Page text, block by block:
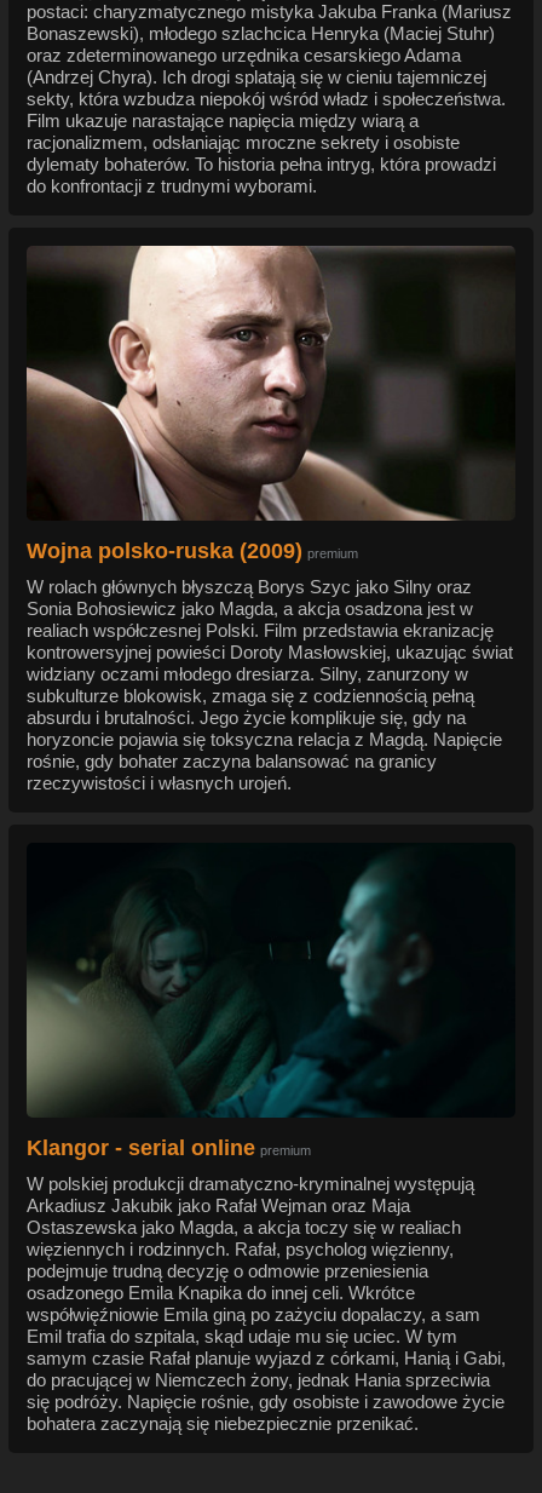
postaci: charyzmatycznego mistyka Jakuba Franka (Mariusz
Bonaszewski), młodego szlachcica Henryka (Maciej Stuhr)
oraz zdeterminowanego urzędnika cesarskiego Adama
(Andrzej Chyra). Ich drogi splatają się w cieniu tajemniczej
sekty, która wzbudza niepokój wśród władz i społeczeństwa.
Film ukazuje narastające napięcia między wiarą a
racjonalizmem, odsłaniając mroczne sekrety i osobiste
dylematy bohaterów. To historia pełna intryg, która prowadzi
do konfrontacji z trudnymi wyborami.
Wojna polsko-ruska (2009) premium
W rolach głównych błyszczą Borys Szyc jako Silny oraz
Sonia Bohosiewicz jako Magda, a akcja osadzona jest w
realiach współczesnej Polski. Film przedstawia ekranizację
kontrowersyjnej powieści Doroty Masłowskiej, ukazując świat
widziany oczami młodego dresiarza. Silny, zanurzony w
subkulturze blokowisk, zmaga się z codziennością pełną
absurdu i brutalności. Jego życie komplikuje się, gdy na
horyzoncie pojawia się toksyczna relacja z Magdą. Napięcie
rośnie, gdy bohater zaczyna balansować na granicy
rzeczywistości i własnych urojeń.
Klangor - serial online premium
W polskiej produkcji dramatyczno-kryminalnej występują
Arkadiusz Jakubik jako Rafał Wejman oraz Maja
Ostaszewska jako Magda, a akcja toczy się w realiach
więziennych i rodzinnych. Rafał, psycholog więzienny,
podejmuje trudną decyzję o odmowie przeniesienia
osadzonego Emila Knapika do innej celi. Wkrótce
współwięźniowie Emila giną po zażyciu dopalaczy, a sam
Emil trafia do szpitala, skąd udaje mu się uciec. W tym
samym czasie Rafał planuje wyjazd z córkami, Hanią i Gabi,
do pracującej w Niemczech żony, jednak Hania sprzeciwia
się podróży. Napięcie rośnie, gdy osobiste i zawodowe życie
bohatera zaczynają się niebezpiecznie przenikać.